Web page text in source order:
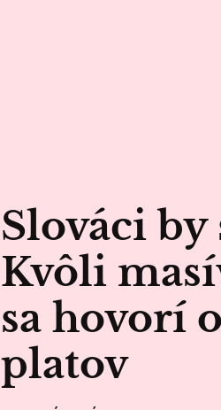
Slováci
Kvôli
sa hovorí
platov